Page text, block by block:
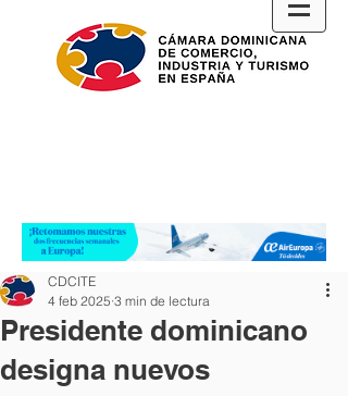
Presidente dominicano
designa nuevos
CDCITE
4 feb 2025 3 min de lectura